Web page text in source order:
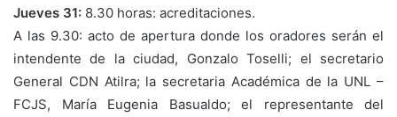
Jueves 31: 8.30 horas: acreditaciones.
A las 9.30: acto de apertura donde los oradores serán el
intendente de la ciudad, Gonzalo Toselli; el secretario
General CDN Atilra; la secretaria Académica de la UNL –
FCJS, María Eugenia Basualdo; el representante del